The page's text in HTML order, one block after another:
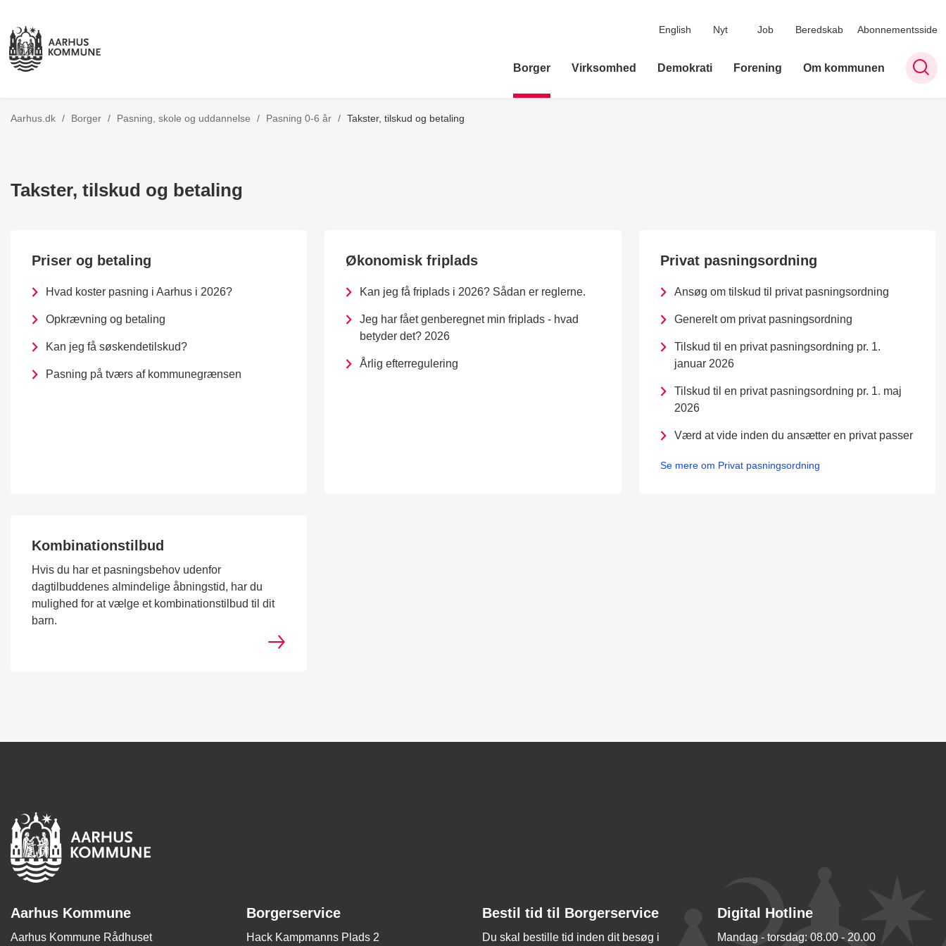
English Nyt Job Beredskab Abonnementsside
Borger Virksomhed Demokrati Forening Om kommunen
Aarhus.dk / Borger / Pasning, skole og uddannelse / Tilbage til
Pasning 0-6 år / Takster, tilskud og betaling
Takster, tilskud og betaling
Priser og betaling
Hvad koster pasning i Aarhus i 2026?
Opkrævning og betaling
Kan jeg få søskendetilskud?
Pasning på tværs af kommunegrænsen
Økonomisk friplads
Kan jeg få friplads i 2026? Sådan er reglerne.
Jeg har fået genberegnet min friplads - hvad
betyder det? 2026
Årlig efterregulering
Privat pasningsordning
Ansøg om tilskud til privat pasningsordning
Generelt om privat pasningsordning
Tilskud til en privat pasningsordning pr. 1.
januar 2026
Tilskud til en privat pasningsordning pr. 1. maj
2026
Værd at vide inden du ansætter en privat passer
Se mere om Privat pasningsordning
Kombinationstilbud
Hvis du har et pasningsbehov udenfor
dagtilbuddenes almindelige åbningstid, har du
mulighed for at vælge et kombinationstilbud til dit
barn.
Aarhus Kommune
Aarhus Kommune Rådhuset
Borgerservice
Hack Kampmanns Plads 2
Bestil tid til Borgerservice
Du skal bestille tid inden dit besøg i
Digital Hotline
Mandag - torsdag: 08.00 - 20.00